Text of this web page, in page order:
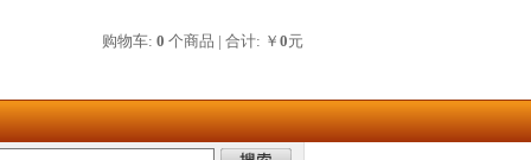
购物车: 0 个商品 | 合计: ￥ 0元